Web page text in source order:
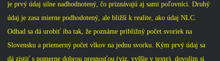
je prvý údaj silne nadhodnotený, čo priznávajú aj sami poľovníci. Druhý
údaj je zasa mierne podhodotený, ale bližší k realite, ako údaj NLC.
Odhad sa dá urobiť iba tak, že poznáme približný počet svoriek na
Slovensku a priemerný počet vlkov na jednu svorku. Kým prvý údaj sa
dá zistiť s pomerne dobrou presnosťou (viz. vyššie v texte), dovolím si